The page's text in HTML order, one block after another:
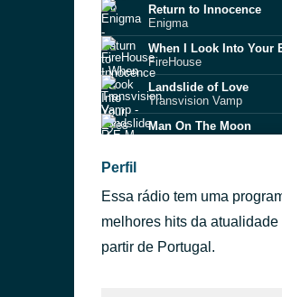
Return to Innocence
Enigma
When I Look Into Your
FireHouse
Landslide of Love
Transvision Vamp
Man On The Moon
Lado a Lado
Cristina Mel
Meu Amigo Charlie
Benito di Paula
Perfil
Essa rádio tem uma
melhores hits da
partir de Portugal.